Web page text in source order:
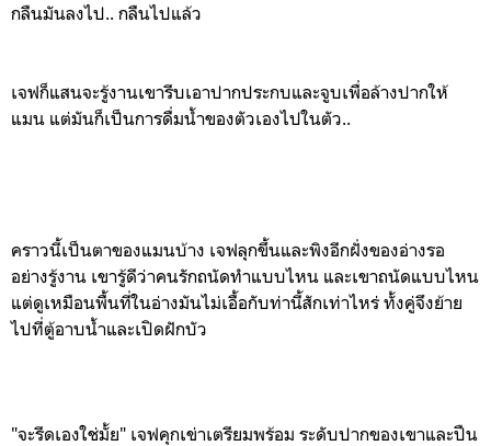
กลืนมันลงไป.. กลืนไปแล้ว
เจฟก็แสนจะรู้งานเขารีบเอาปากประกบและจูบเพื่อล้างปากให้
แมน แต่มันก็เป็นการดื่มน้ำของตัวเองไปในตัว..
คราวนี้เป็นตาของแมนบ้าง เจฟลุกขึ้นและพิงอีกฝั่งของอ่างรอ
อย่างรู้งาน เขารู้ดีว่าคนรักถนัดทำแบบไหน และเขาถนัดแบบไหน
แต่ดูเหมือนพื้นที่ในอ่างมันไม่เอื้อกับท่านี้สักเท่าไหร่ ทั้งคู่จึงย้าย
ไปที่ตู้อาบน้ำและเปิดฝักบัว
"จะรีดเองใช่มั้ย" เจฟคุกเข่าเตรียมพร้อม ระดับปากของเขาและปืน